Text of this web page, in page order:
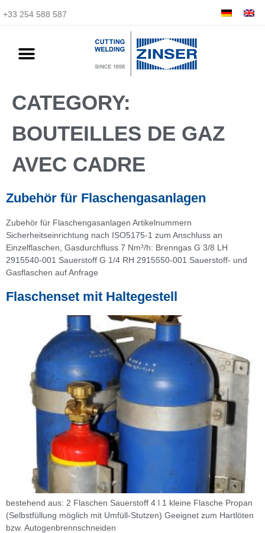
+33 254 588 587
CATEGORY:
BOUTEILLES DE GAZ
AVEC CADRE
Zubehör für Flaschengasanlagen
Zubehör für Flaschengasanlagen Artikelnummern
Sicherheitseinrichtung nach ISO5175-1 zum Anschluss an
Einzelflaschen, Gasdurchfluss 7 Nm³/h: Brenngas G 3/8 LH
2915540-001 Sauerstoff G 1/4 RH 2915550-001 Sauerstoff- und
Gasflaschen auf Anfrage
Flaschenset mit Haltegestell
bestehend aus: 2 Flaschen Sauerstoff 4 l 1 kleine Flasche Propan
(Selbstfüllung möglich mit Umfüll-Stutzen) Geeignet zum Hartlöten
bzw. Autogenbrennschneiden